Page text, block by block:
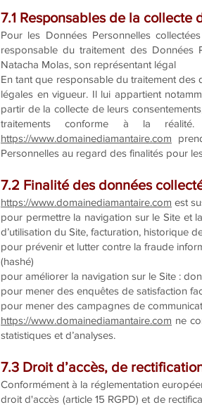
7.1 Responsables de la collecte
Pour les Données Personnelles
responsable du traitement des Données
Natacha Molas, son représentant légal
En tant que responsable du traitement des
légales en vigueur. Il lui appartient
partir de la collecte de leurs
traitements conforme à la
https://www.domainediamantaire.com
Personnelles au regard des finalités pour
7.2 Finalité des données
https://www.domainediamantaire.com est
pour permettre la navigation sur le Site et
d’utilisation du Site, facturation, historique
pour prévenir et lutter contre la fraude
(hashé)
pour améliorer la navigation sur le Site :
pour mener des enquêtes de satisfaction
pour mener des campagnes de
https://www.domainediamantaire.com ne
statistiques et d’analyses.
7.3 Droit d’accès, de
Conformément à la réglementation
droit d'accès (article 15 RGPD) et de